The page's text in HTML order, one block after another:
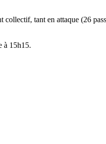
tant en attaque (26
à 15h15.